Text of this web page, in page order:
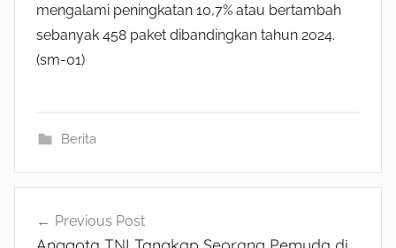
mengalami peningkatan 10,7% atau bertambah
sebanyak 458 paket dibandingkan tahun 2024.
(sm-01)
Berita
Navigasi
Previous Post